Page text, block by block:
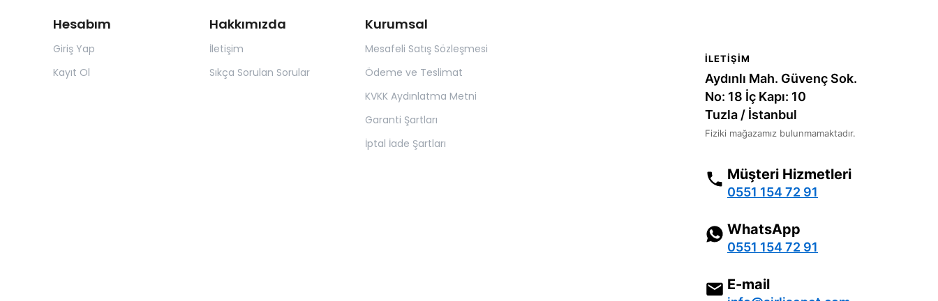
Hesabım
Giriş Yap
Kayıt Ol
Hakkımızda
İletişim
Sıkça Sorulan Sorular
Kurumsal
Mesafeli Satış Sözleşmesi
Ödeme ve Teslimat
KVKK Aydınlatma Metni
Garanti Şartları
İptal İade Şartları
İLETIŞIM
Aydınlı Mah. Güvenç Sok.
No: 18 İç Kapı: 10
Tuzla / İstanbul
Fiziki mağazamız bulunmamaktadır.
Müşteri Hizmetleri
0551 154 72 91
WhatsApp
0551 154 72 91
E-mail